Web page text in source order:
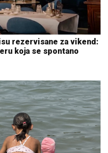
rezervisane za vikend:
koja se spontano